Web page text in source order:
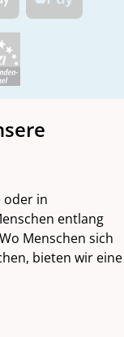
oder in
entlang
Menschen sich
bieten wir eine